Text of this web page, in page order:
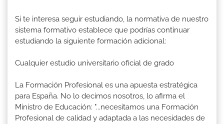
Si te interesa seguir estudiando, la normativa de nuestro
sistema formativo establece que podrías continuar
estudiando la siguiente formación adicional:
Cualquier estudio universitario oficial de grado
La Formación Profesional es una apuesta estratégica
para España. No lo decimos nosotros, lo afirma el
Ministro de Educación: "...necesitamos una Formación
Profesional de calidad y adaptada a las necesidades de